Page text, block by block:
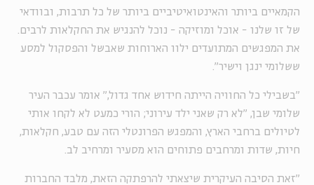
הקמאיים ביותר והאינטואיטיביים ביותר של כל תרבות, ובוודאי
של זו שלנו - אוכל ומוזיקה - נוכל להנגיש את החקלאות לרבים.
את המפגשים המתועדים ילוו הארוחות שאבשל והפסקול למסע
ששלומי ינגן וישיר".
"בשבילי כל החוויה הייתה חידוש אחד גדול," אומר עכבר העיר
שלומי שבן, "לא רק שאני ילד עירוני; הורי כמעט לא לקחו אותי
לטיולים ברחבי הארץ, והמפגש הפרונטלי הזה עם טבע, חקלאות,
חיות, שדות ומרחבים פתוחים הוא מסעיר ומרחיב לב.
"זאת הסיבה העיקרית שיצאתי להרפתקה הזאת, מלבד החברות